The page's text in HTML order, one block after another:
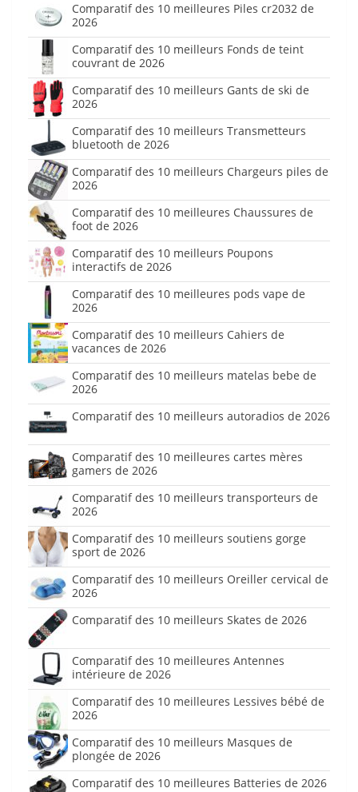
Comparatif des 10 meilleures Piles cr2032 de
2026
Comparatif des 10 meilleurs Fonds de teint
couvrant de 2026
Comparatif des 10 meilleurs Gants de ski de
2026
Comparatif des 10 meilleurs Transmetteurs
bluetooth de 2026
Comparatif des 10 meilleurs Chargeurs piles de
2026
Comparatif des 10 meilleures Chaussures de
foot de 2026
Comparatif des 10 meilleurs Poupons
interactifs de 2026
Comparatif des 10 meilleures pods vape de
2026
Comparatif des 10 meilleurs Cahiers de
vacances de 2026
Comparatif des 10 meilleurs matelas bebe de
2026
Comparatif des 10 meilleurs autoradios de 2026
Comparatif des 10 meilleures cartes mères
gamers de 2026
Comparatif des 10 meilleurs transporteurs de
2026
Comparatif des 10 meilleurs soutiens gorge
sport de 2026
Comparatif des 10 meilleurs Oreiller cervical de
2026
Comparatif des 10 meilleurs Skates de 2026
Comparatif des 10 meilleures Antennes
intérieure de 2026
Comparatif des 10 meilleures Lessives bébé de
2026
Comparatif des 10 meilleurs Masques de
plongée de 2026
Comparatif des 10 meilleures Batteries de 2026